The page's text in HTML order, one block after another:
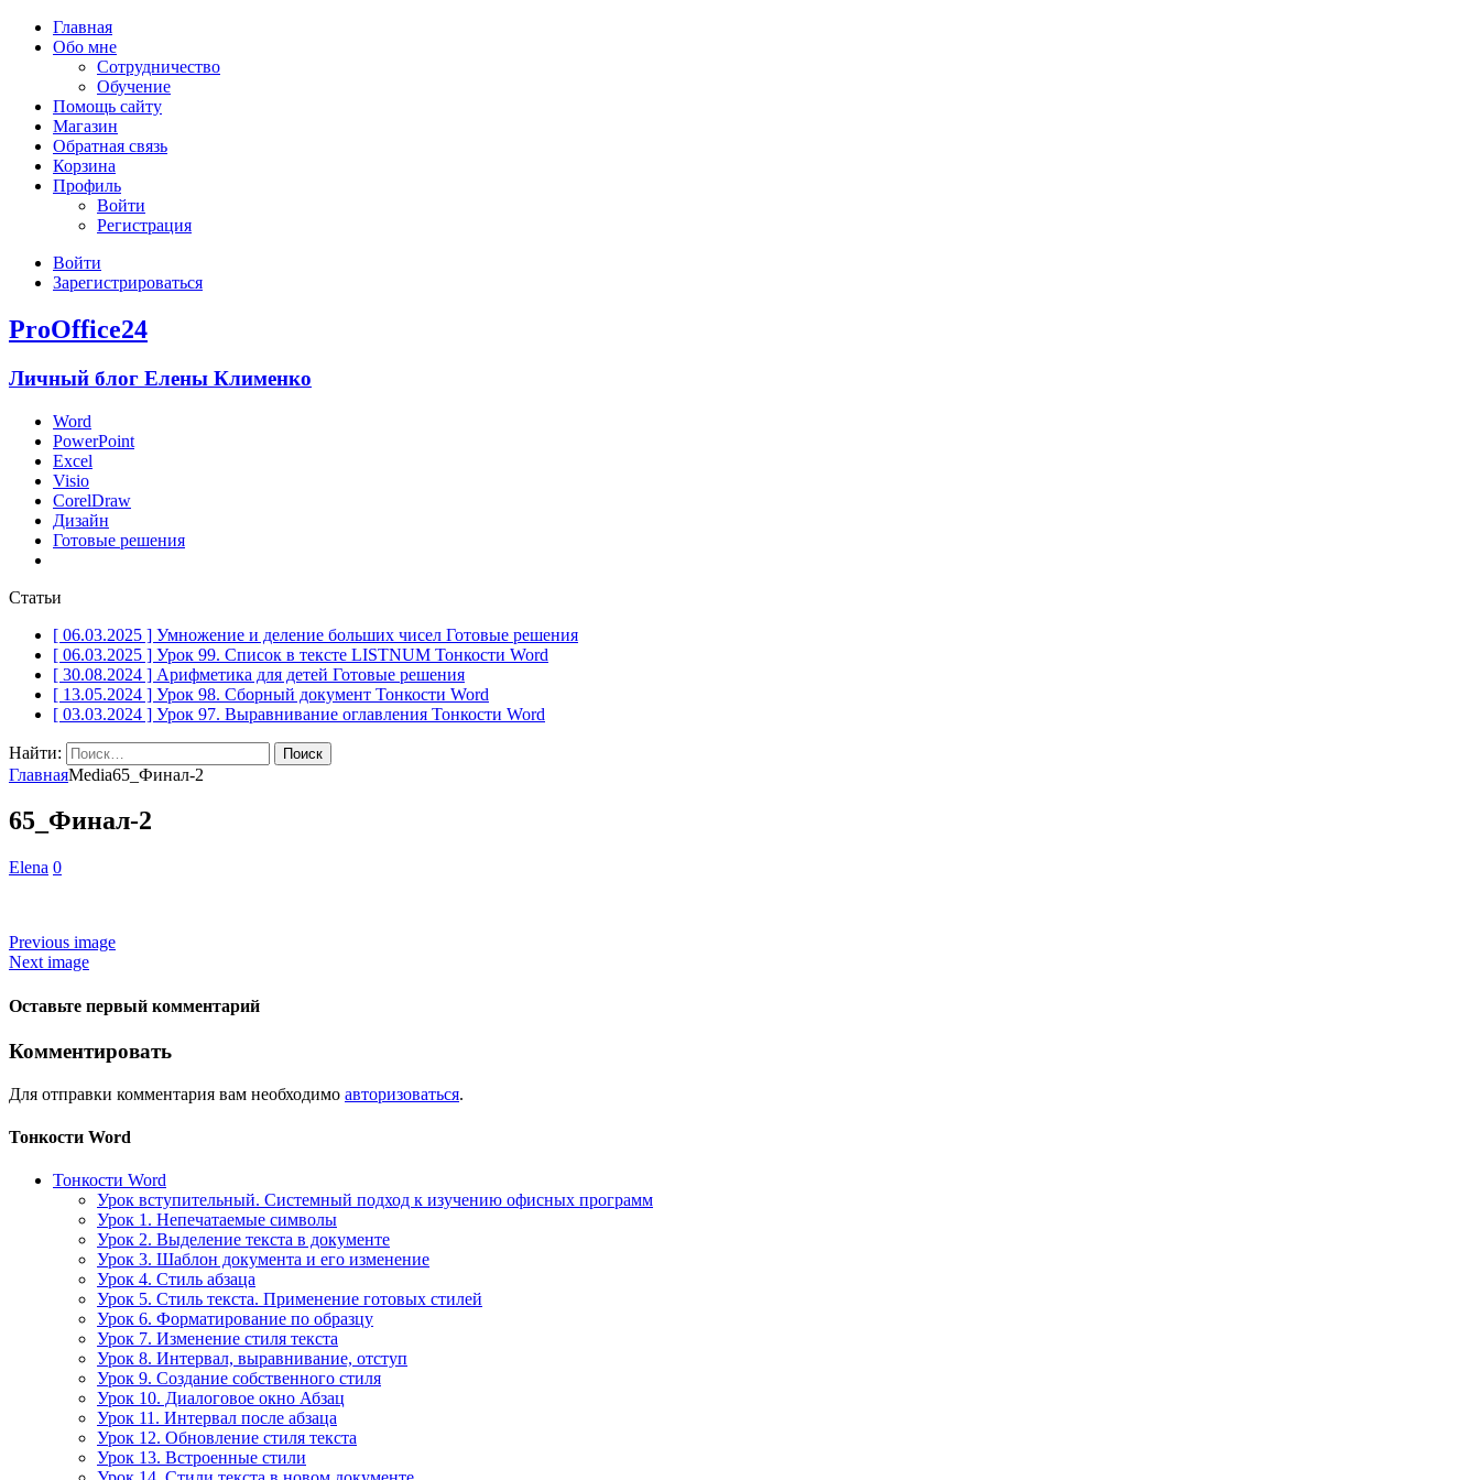
Главная
Обо мне
Сотрудничество
Обучение
Помощь сайту
Магазин
Обратная связь
Корзина
Профиль
Войти
Регистрация
Войти
Зарегистрироваться
ProOffice24
Личный блог Елены Клименко
Word
PowerPoint
Excel
Visio
CorelDraw
Дизайн
Готовые решения
Статьи
[ 06.03.2025 ] Умножение и деление больших чисел Готовые решения
[ 06.03.2025 ] Урок 99. Список в тексте LISTNUM Тонкости Word
[ 30.08.2024 ] Арифметика для детей Готовые решения
[ 13.05.2024 ] Урок 98. Сборный документ Тонкости Word
[ 03.03.2024 ] Урок 97. Выравнивание оглавления Тонкости Word
Найти:
ГлавнаяMedia65_Финал-2
65_Финал-2
Elena 0
Previous image
Next image
Оставьте первый комментарий
Комментировать
Для отправки комментария вам необходимо авторизоваться.
Тонкости Word
Тонкости Word
Урок вступительный. Системный подход к изучению офисных программ
Урок 1. Непечатаемые символы
Урок 2. Выделение текста в документе
Урок 3. Шаблон документа и его изменение
Урок 4. Стиль абзаца
Урок 5. Стиль текста. Применение готовых стилей
Урок 6. Форматирование по образцу
Урок 7. Изменение стиля текста
Урок 8. Интервал, выравнивание, отступ
Урок 9. Создание собственного стиля
Урок 10. Диалоговое окно Абзац
Урок 11. Интервал после абзаца
Урок 12. Обновление стиля текста
Урок 13. Встроенные стили